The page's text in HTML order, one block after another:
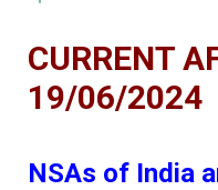
CURRENT
19/06/2024
NSAs of India